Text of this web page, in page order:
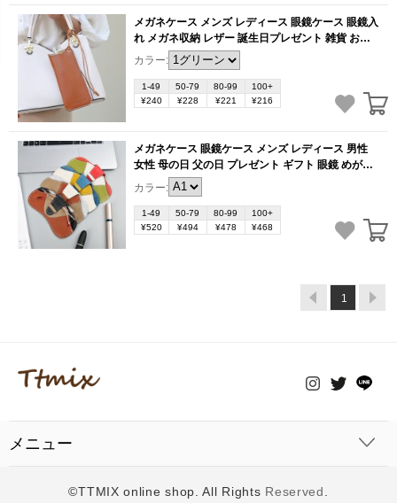
メガネケース メンズ レディース 眼鏡ケース 眼鏡入
れ メガネ収納 レザー 誕生日プレゼント 雑貨 おし
ゃれ 母 誕生日（1ヶ）
カラー:
1-49 50-79 80-99
100+
¥240
¥228 ¥221 ¥216
メガネケース 眼鏡ケース メンズ レディース 男性
女性 母の日 父の日 プレゼント ギフト 眼鏡 めがね
眼鏡入れ ケース カバー サングラスケース メガネ入
れ 保障 大人 収納袋付き 保護 おしゃれ（1ヶ）
(BB954)
カラー:
1-49 50-79 80-99
100+
¥520
¥494 ¥478 ¥468
1
メニュー
©TTMIX online shop. All Rights Reserved.